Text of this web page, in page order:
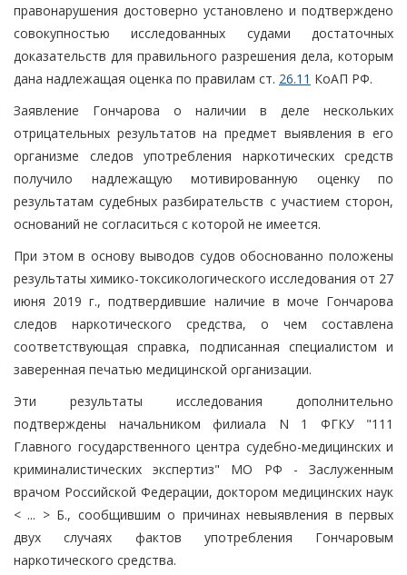
правонарушения достоверно установлено и подтверждено
совокупностью исследованных судами достаточных
доказательств для правильного разрешения дела, которым
дана надлежащая оценка по правилам ст. 26.11 КоАП РФ.
Заявление Гончарова о наличии в деле нескольких
отрицательных результатов на предмет выявления в его
организме следов употребления наркотических средств
получило надлежащую мотивированную оценку по
результатам судебных разбирательств с участием сторон,
оснований не согласиться с которой не имеется.
При этом в основу выводов судов обоснованно положены
результаты химико-токсикологического исследования от 27
июня 2019 г., подтвердившие наличие в моче Гончарова
следов наркотического средства, о чем составлена
соответствующая справка, подписанная специалистом и
заверенная печатью медицинской организации.
Эти результаты исследования дополнительно
подтверждены начальником филиала N 1 ФГКУ "111
Главного государственного центра судебно-медицинских и
криминалистических экспертиз" МО РФ - Заслуженным
врачом Российской Федерации, доктором медицинских наук
< ... > Б., сообщившим о причинах невыявления в первых
двух случаях фактов употребления Гончаровым
наркотического средства.